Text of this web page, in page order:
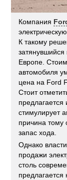
Компания
К такому
затянувшийся
Европе.
автомобиля
цена на Ford
Стоит
стимулирует
причина тому
запас хода.
Однако
продажи
столь